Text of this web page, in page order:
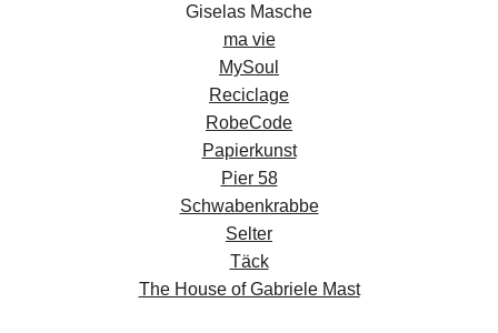
Giselas Masche
ma vie
MySoul
Reciclage
RobeCode
Papierkunst
Pier 58
Schwabenkrabbe
Selter
Täck
The House of Gabriele Mast